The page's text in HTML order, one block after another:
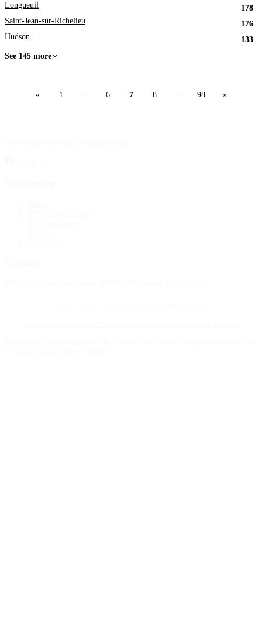
Longueuil
178
Saint-Jean-sur-Richelieu
176
Hudson
133
See 145 more
« 1 6 7 8 98 »